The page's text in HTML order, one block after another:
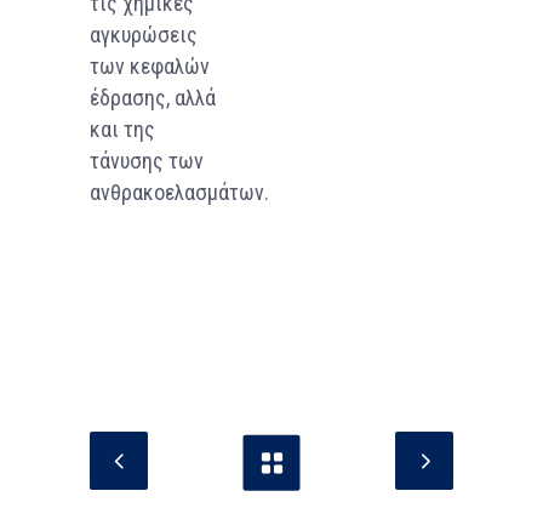
αγκυρώσεις
των κεφαλών
έδρασης, αλλά
και της
τάνυσης των
ανθρακοελασμάτων.